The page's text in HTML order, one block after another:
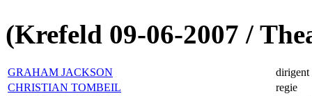
(Krefeld 09-06-2007 /
GRAHAM JACKSON
dirigent
CHRISTIAN TOMBEIL
regie